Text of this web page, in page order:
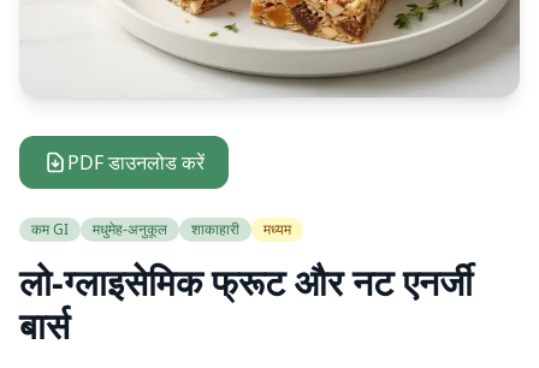
PDF डाउनलोड करें
कम GI मधुमेह-अनुकूल शाकाहारी मध्यम
लो-ग्लाइसेमिक फ्रूट और नट एनर्जी
बार्स